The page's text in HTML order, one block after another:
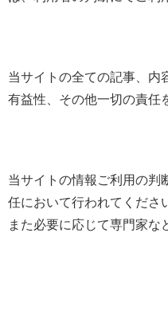
当サイトの全ての記事、内
有益性、その他一切の責任
当サイトの情報ご利用の判
任において行われてくださ
また必要に応じて専門家な